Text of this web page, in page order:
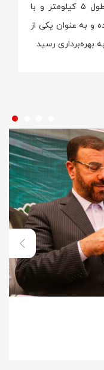
شایان ذکر است، محور جهرم_قیر به طول ۵ کیلومتر و با
اجرا شده و به عنوان یکی از
بهره‌برداری رسید